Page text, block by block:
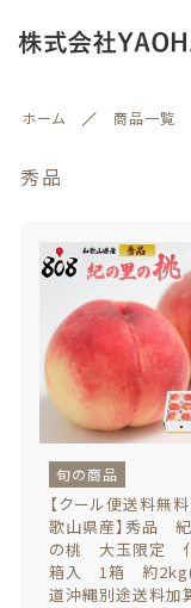
ホーム 商品一覧
秀品
旬の商品
【クール便送料無料
歌山県産】秀品
の桃 大玉限定
箱入 1箱 約
道沖縄別途送料加
カテゴリー
野菜
果物
親カテゴリー
価格帯